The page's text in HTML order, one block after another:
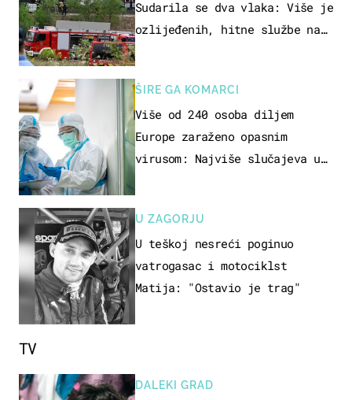
Sudarila se dva vlaka: Više je
ozlijeđenih, hitne službe na
ŠIRE GA KOMARCI
Više od 240 osoba diljem
Europe zaraženo opasnim
virusom: Najviše slučajeva u
U ZAGORJU
U teškoj nesreći poginuo
vatrogasac i motociklst
Matija: "Ostavio je trag"
TV
DALEKI GRAD